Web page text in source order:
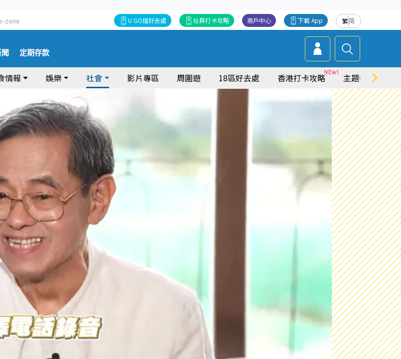
zone 繁简
下載 App
商戶中心
社群打卡攻略
U GO搵好去處
定期存款
情報 娛樂 社會 影片專區 周圍遊 18區好去處 香港打卡攻略 主題特集